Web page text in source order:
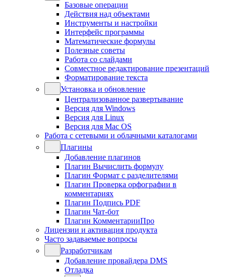
Базовые операции
Действия над объектами
Инструменты и настройки
Интерфейс программы
Математические формулы
Полезные советы
Работа со слайдами
Совместное редактирование презентаций
Форматирование текста
Установка и обновление
Централизованное развертывание
Версия для Windows
Версия для Linux
Версия для Mac OS
Работа с сетевыми и облачными каталогами
Плагины
Добавление плагинов
Плагин Вычислить формулу
Плагин Формат с разделителями
Плагин Проверка орфографии в
комментариях
Плагин Подпись PDF
Плагин Чат-бот
Плагин КомментарииПро
Лицензии и активация продукта
Часто задаваемые вопросы
Разработчикам
Добавление провайдера DMS
Отладка